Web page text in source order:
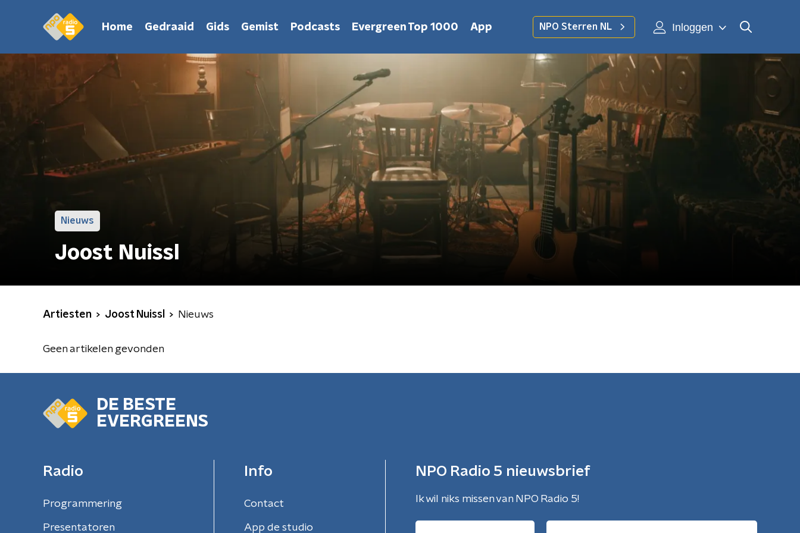
Home Gedraaid Gids Gemist Podcasts Evergreen Top 1000 App NPO Sterren NL Inloggen
Nieuws
Joost Nuissl
Artiesten Joost Nuissl Nieuws
Geen artikelen gevonden
DE BESTE
EVERGREENS
Radio
Programmering
Presentatoren
Info
Contact
App de studio
NPO Radio 5 nieuwsbrief
Ik wil niks missen van NPO Radio 5!